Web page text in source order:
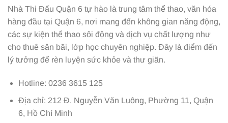
Nhà Thi Đấu Quận 6 tự hào là trung tâm thể thao, văn hóa
hàng đầu tại Quận 6, nơi mang đến không gian năng động,
các sự kiện thể thao sôi động và dịch vụ chất lượng như
cho thuê sân bãi, lớp học chuyên nghiệp. Đây là điểm đến
lý tưởng để rèn luyện sức khỏe và thư giãn.
Hotline: 0236 3615 125
Địa chỉ: 212 Đ. Nguyễn Văn Luông, Phường 11, Quận
6, Hồ Chí Minh